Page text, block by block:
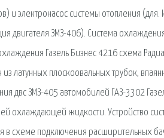
и электронасос системы отопления
двигателя ЗМЗ-406). Система
Газель Бизнес 4216 схема
из латунных плоскоовальных трубок,
двс ЗМЗ-405 автомобилей ГАЗ-3302
охлаждающей жидкости. Устройство
в схеме подключения расширительных